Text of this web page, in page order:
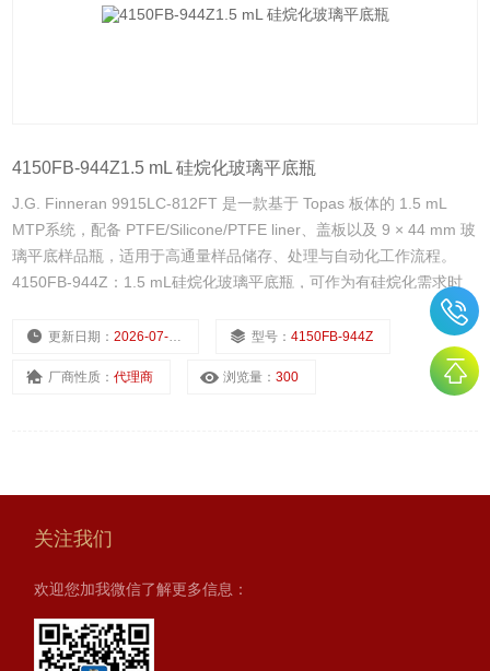
4150FB-944Z1.5 mL 硅烷化玻璃平底瓶
J.G. Finneran 9915LC-812FT 是一款基于 Topas 板体的 1.5 mL
MTP系统，配备 PTFE/Silicone/PTFE liner、盖板以及 9 × 44 mm 玻
璃平底样品瓶，适用于高通量样品储存、处理与自动化工作流程。
4150FB-944Z：1.5 mL硅烷化玻璃平底瓶，可作为有硅烷化需求时
更新日期：2026-07-22 型号：4150FB-944Z
厂商性质：代理商 浏览量：300
关注我们
欢迎您加我微信了解更多信息：